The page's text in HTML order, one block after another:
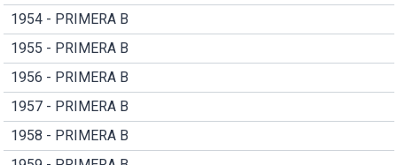
1954 - PRIMERA B
1955 - PRIMERA B
1956 - PRIMERA B
1957 - PRIMERA B
1958 - PRIMERA B